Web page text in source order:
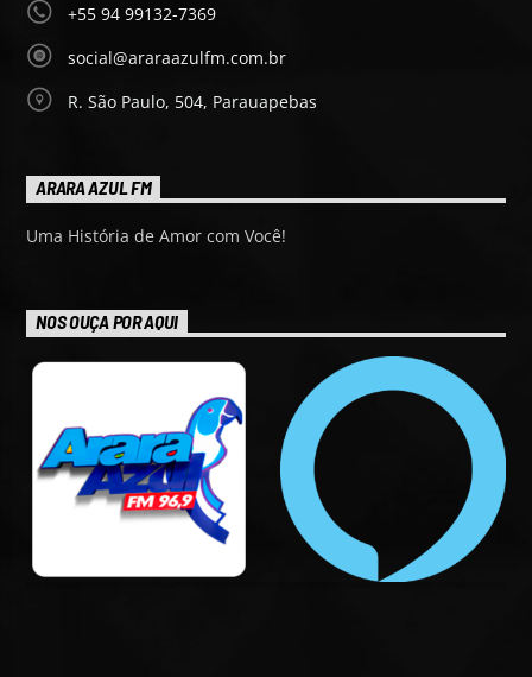
+55 94 99132-7369
social@araraazulfm.com.br
R. São Paulo, 504, Parauapebas
ARARA AZUL FM
Uma História de Amor com Você!
NOS OUÇA POR AQUI